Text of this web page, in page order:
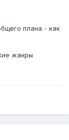
плана - как
жанры